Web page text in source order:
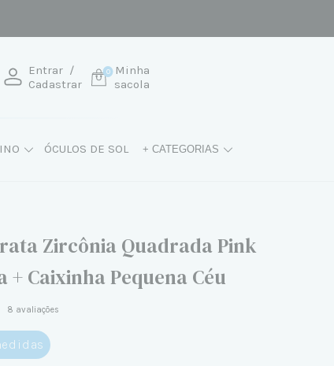
Entrar /
Cadastrar
Minha
sacola
0
ÓCULOS DE SOL + CATEGORIAS
Zircônia Quadrada Pink
+ Caixinha Pequena Céu
8 avaliações